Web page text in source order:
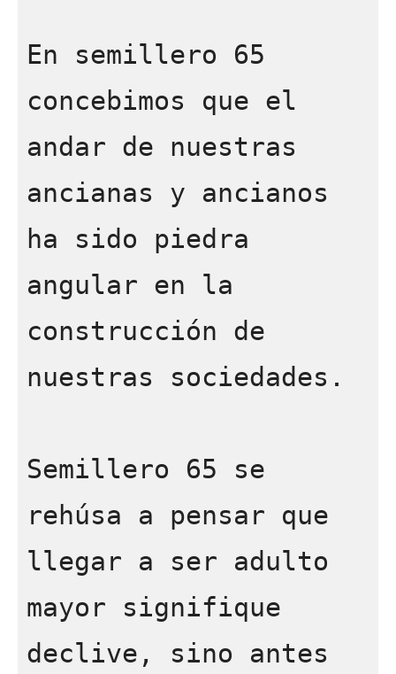
En semillero 65
concebimos que el
andar de nuestras
ancianas y ancianos
ha sido piedra
angular en la
construcción de
nuestras sociedades.
Semillero 65 se
rehúsa a pensar que
llegar a ser adulto
mayor signifique
declive, sino antes